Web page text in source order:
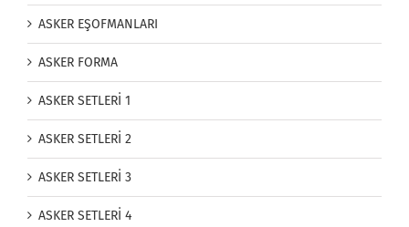
ASKER EŞOFMANLARI
ASKER FORMA
ASKER SETLERİ 1
ASKER SETLERİ 2
ASKER SETLERİ 3
ASKER SETLERİ 4